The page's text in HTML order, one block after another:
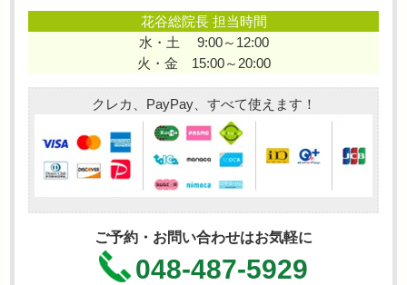
花谷総院長 担当時間
水・土 9:00～12:00
火・金 15:00～20:00
クレカ、PayPay、すべて使えます！
ご予約・お問い合わせはお気軽に
048-487-5929